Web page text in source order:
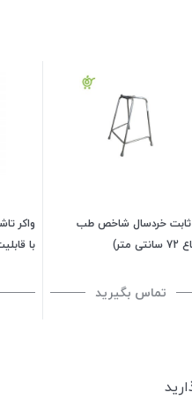
ثابت خردسال شاخص طب
متر)
تماس بگیرید
واکر